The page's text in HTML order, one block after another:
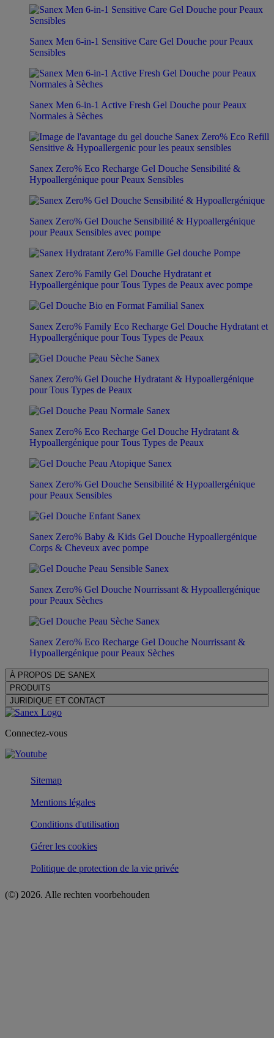
Sanex Men 6-in-1 Sensitive Care Gel Douche pour Peaux
Sensibles
Sanex Men 6-in-1 Active Fresh Gel Douche pour Peaux
Normales à Sèches
Sanex Zero% Eco Recharge Gel Douche Sensibilité &
Hypoallergénique pour Peaux Sensibles
Sanex Zero% Gel Douche Sensibilité & Hypoallergénique
pour Peaux Sensibles avec pompe
Sanex Zero% Family Gel Douche Hydratant et
Hypoallergénique pour Tous Types de Peaux avec pompe
Sanex Zero% Family Eco Recharge Gel Douche Hydratant et
Hypoallergénique pour Tous Types de Peaux
Sanex Zero% Gel Douche Hydratant & Hypoallergénique
pour Tous Types de Peaux
Sanex Zero% Eco Recharge Gel Douche Hydratant &
Hypoallergénique pour Tous Types de Peaux
Sanex Zero% Gel Douche Sensibilité & Hypoallergénique
pour Peaux Sensibles
Sanex Zero% Baby & Kids Gel Douche Hypoallergénique
Corps & Cheveux avec pompe
Sanex Zero% Gel Douche Nourrissant & Hypoallergénique
pour Peaux Sèches
Sanex Zero% Eco Recharge Gel Douche Nourrissant &
Hypoallergénique pour Peaux Sèches
À PROPOS DE SANEX
PRODUITS
JURIDIQUE ET CONTACT
Connectez-vous
Sitemap
Mentions légales
Conditions d'utilisation
Gérer les cookies
Politique de protection de la vie privée
(©) 2026. Alle rechten voorbehouden